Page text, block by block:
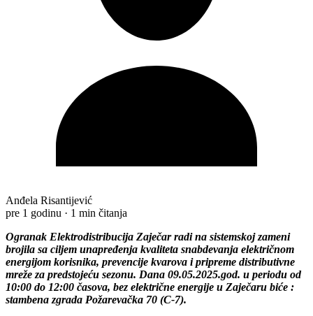
Anđela Risantijević
pre 1 godinu · 1 min čitanja
Ogranak Elektrodistribucija Zaječar radi na sistemskoj zameni
brojila sa ciljem unapređenja kvaliteta snabdevanja električnom
energijom korisnika, prevencije kvarova i pripreme distributivne
mreže za predstojeću sezonu. Dana 09.05.2025.god. u periodu od
10:00 do 12:00 časova, bez električne energije u Zaječaru biće :
stambena zgrada Požarevačka 70 (C-7).